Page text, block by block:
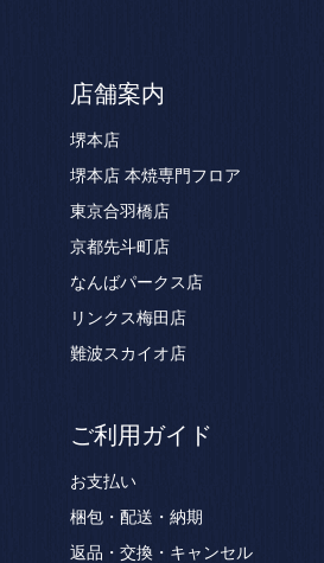
店舗案内
堺本店
堺本店 本焼専門フロア
東京合羽橋店
京都先斗町店
なんばパークス店
リンクス梅田店
難波スカイオ店
ご利用ガイド
お支払い
梱包・配送・納期
返品・交換・キャンセル